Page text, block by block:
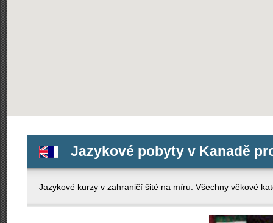
Jazykové pobyty v Kanadě
Jazykové kurzy v zahraničí šité na míru. Všechny věkové